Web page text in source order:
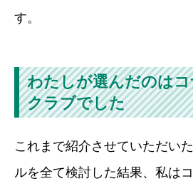
す。
わたしが選んだのは
クラブでした
これまで紹介させていただい
ルを全て検討した結果、私は